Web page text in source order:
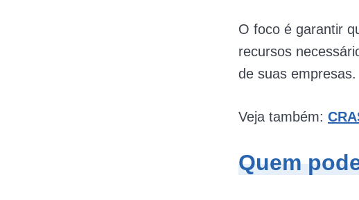
O foco é garantir
recursos
de suas empresas.
Veja também:
Quem